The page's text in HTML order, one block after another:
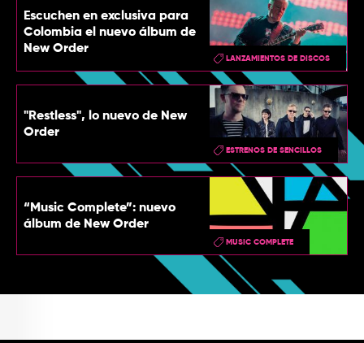
Escuchen en exclusiva para
Colombia el nuevo álbum de
New Order
LANZAMIENTOS DE DISCOS
"Restless", lo nuevo de New
Order
ESTRENOS DE SENCILLOS
“Music Complete”: nuevo
álbum de New Order
MUSIC COMPLETE